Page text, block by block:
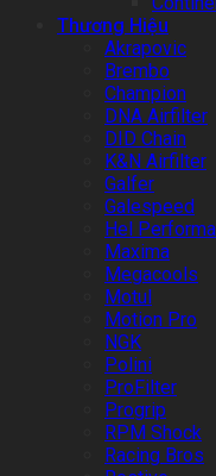
Thương Hiệu
Akrapovic
Brembo
Champion
DNA Airfilter
DID Chain
K&N Airfilter
Galfer
Galespeed
Hel
Maxima
Megacools
Motul
Motion Pro
NGK
Polini
ProFilter
Progrip
RPM Shock
Racing Bros